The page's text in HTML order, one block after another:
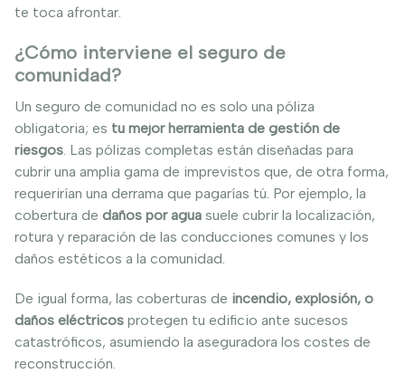
te toca afrontar.
¿Cómo interviene el seguro de
comunidad?
Un seguro de comunidad no es solo una póliza
obligatoria; es tu mejor herramienta de gestión de
riesgos. Las pólizas completas están diseñadas para
cubrir una amplia gama de imprevistos que, de otra forma,
requerirían una derrama que pagarías tú. Por ejemplo, la
cobertura de daños por agua suele cubrir la localización,
rotura y reparación de las conducciones comunes y los
daños estéticos a la comunidad.
De igual forma, las coberturas de incendio, explosión, o
daños eléctricos protegen tu edificio ante sucesos
catastróficos, asumiendo la aseguradora los costes de
reconstrucción.